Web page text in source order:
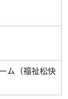
ム（福祉松快